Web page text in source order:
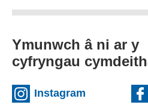
Ymunwch â ni ar y
cyfryngau
Instagram (external